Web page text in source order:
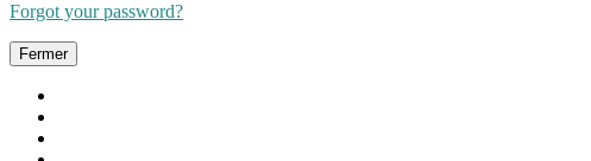
Forgot your password?
Fermer